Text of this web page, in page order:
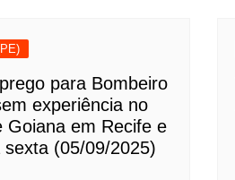
para Bombeiro
experiência no
Goiana em Recife e
sexta (05/09/2025)